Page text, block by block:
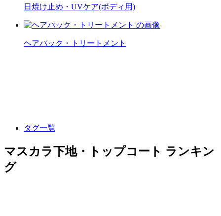
日焼け止め・UVケア(ボディ用)
ヘアパック・トリートメント
タグ一覧
マスカラ下地・トップコート ランキン
グ